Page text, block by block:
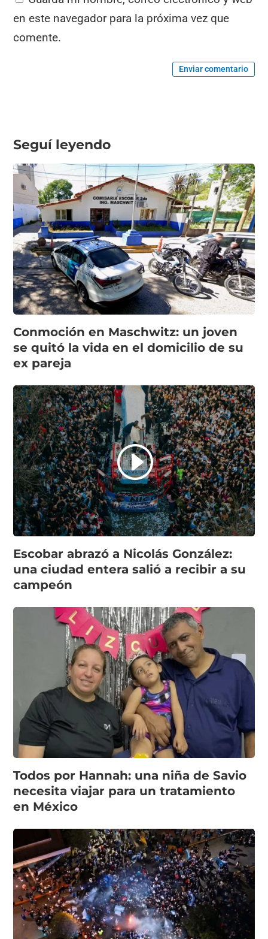
en este navegador para la próxima vez que
comente.
Enviar comentario
Seguí leyendo
Conmoción en Maschwitz: un joven
se quitó la vida en el domicilio de su
ex pareja
Escobar abrazó a Nicolás González:
una ciudad entera salió a recibir a su
campeón
Todos por Hannah: una niña de Savio
necesita viajar para un tratamiento
en México